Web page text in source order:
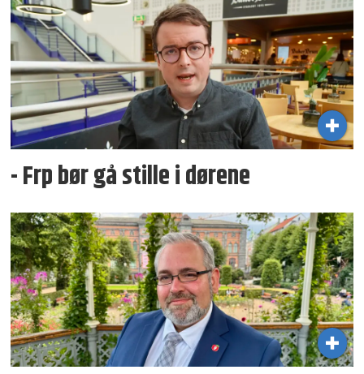
- Frp bør gå stille i dørene